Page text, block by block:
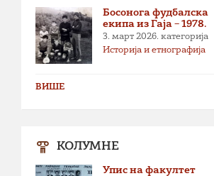
Босонога фудбалска
екипа из Гаја – 1978.
3. март 2026. категорија
Историја и етнографија
ВИШЕ
КОЛУМНЕ
Упис на факултет